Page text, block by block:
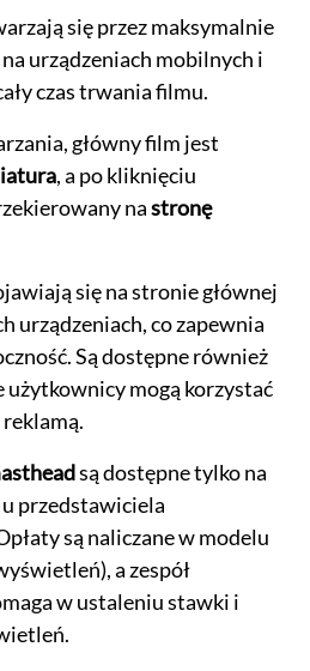
się przez maksymalnie
urządzeniach mobilnych i
czas trwania filmu.
główny film jest
, a po kliknięciu
nastronę
się na stronie głównej
urządzeniach, co zapewnia
Są dostępne również
użytkownicy mogą korzystać
są dostępne tylko na
przedstawiciela
są naliczane w modelu
a zespół
w ustaleniu stawki i